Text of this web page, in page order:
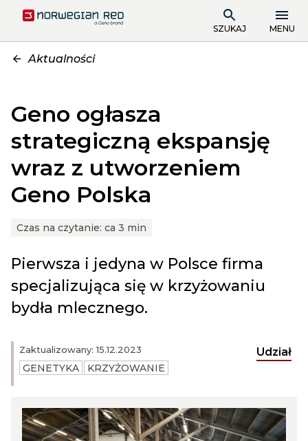
SZUKAJ MENU
Aktualności
Geno ogłasza
strategiczną ekspansję
wraz z utworzeniem
Geno Polska
Czas na czytanie: ca 3 min
Zaktualizowany: 15.12.2023
GENETYKA KRZYŻOWANIE
Udział
Pierwsza i jedyna w Polsce firma
specjalizująca się w krzyżowaniu
bydła mlecznego.